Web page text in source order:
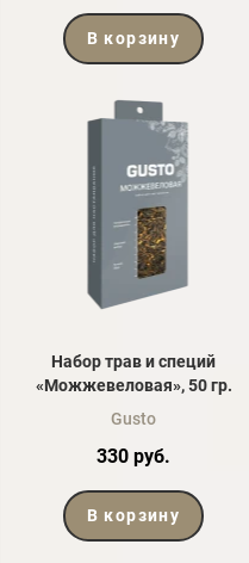
В корзину
Набор трав и специй
«Можжевеловая», 50 гр.
Gusto
330 руб.
В корзину